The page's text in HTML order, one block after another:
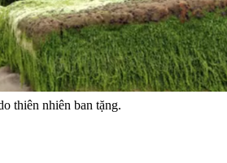
thiên nhiên ban tặng.